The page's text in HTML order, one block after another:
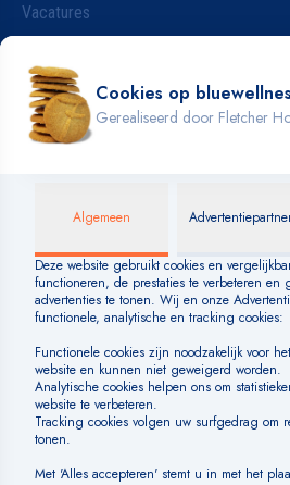
Vacatures
Badkleding
Over BLUE
Veelgestelde vragen
SOCIAL MEDIA